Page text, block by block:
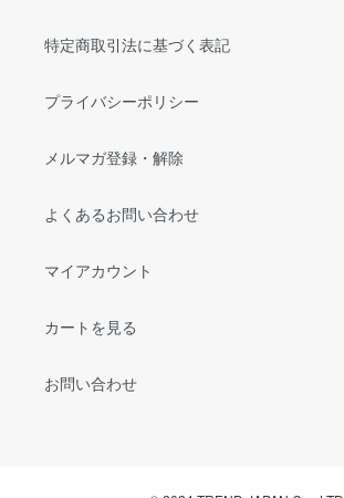
特定商取引法に基づく表記
プライバシーポリシー
メルマガ登録・解除
よくあるお問い合わせ
マイアカウント
カートを見る
お問い合わせ